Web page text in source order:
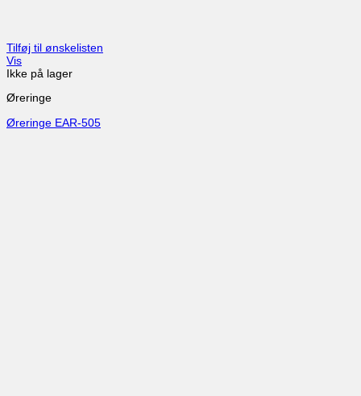
Tilføj til ønskelisten
Vis
Ikke på lager
Øreringe
Øreringe EAR-505